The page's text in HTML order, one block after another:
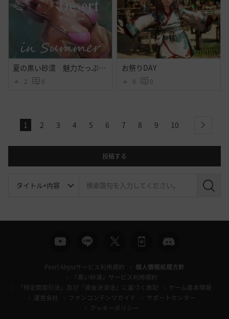
夏の黒い砂漠 魅力たっぷりシトラス衣装のｓｓ その２
2 0
お祭りDAY
9 0
1 2 3 4 5 6 7 8 9 10 next
投稿する
検
Pearl Abyssサービス利用規約
個人情報処理方針
「黒い砂漠」サービス利用規約
「特定商取引法」及び「資金決済法」に基づく表記
ゲーム基本情報
運営会社
ファンコンテンツガイド
サポートセンター
クッキーポリシー